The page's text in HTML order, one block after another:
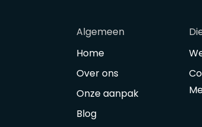
Algemeen
Home
Over ons
Onze aanpak
Blog